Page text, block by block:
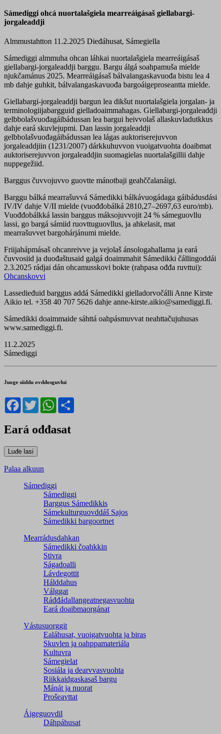
Sámediggi ohcá nuortalašgiela mearreáigásaš giellabargi-
jorgaleaddji
Almmustahtton 11.2.2025 Dieđáhusat, Sámegiella
Sámediggi almmuha ohcan láhkai nuortalašgiela mearreáigásaš
giellabargi-jorgaleaddji barggu. Bargu álgá soahpamuša mielde
njukčamánus 2025. Mearreáigásaš bálvalangaskavuođa bistu lea 4
mb dahje guhkit, bálvalangaskavuođa bargoáigeproseantta mielde.
Giellabargi-jorgaleaddji bargun lea dikšut nuortalašgiela jorgalan- ja
terminologiijabargguid gielladoaimmahagas. Giellabargi-jorgaleaddji
gelbbolašvuođagáibádussan lea bargui heivvolaš allaskuvladutkkus
dahje eará skuvlejupmi. Dan lassin jorgaleaddji
gelbbolašvuođagáibádussan lea lágas auktoriserejuvvon
jorgaleaddjiin (1231/2007) dárkkuhuvvon vuoigatvuohta doaibmat
auktoriserejuvvon jorgaleaddjin suomagielas nuortalašgillii dahje
nuppegežiid.
Barggus čuvvojuvvo guovtte mánotbaji geahččalanáigi.
Barggu bálká mearrašuvvá Sámedikki bálkávuogádaga gáibádusdási
IV/IV dahje V/II mielde (vuođđobálká 2810,27–2697,63 euro/mb).
Vuođđobálkká lassin barggus máksojuvvojit 24 % sámeguovllu
lassi, go bargá sámiid ruovttuguovllus, ja ahkelasit, mat
mearrašuvvet bargohárjánumi mielde.
Friijahápmásaš ohcanreivve ja vejolaš ánsologahallama ja eará
čuvvosiid ja duođaštusaid galgá doaimmahit Sámedikki čállingoddái
2.3.2025 rádjai dán ohcamusskovi bokte (rahpasa ođđa ruvttui):
Ohcanskovvi
Lassedieđuid barggus addá Sámedikki gielladorvočálli Anne Kirste
Aikio tel. +358 40 707 5626 dahje anne-kirste.aikio@samediggi.fi.
Sámedikki doaimmaide sáhttá oahpásmuvvat neahttačujuhusas
www.samediggi.fi.
11.2.2025
Sámediggi
Juoge siiddu ovddosguvlui
Facebook
TwitterWhatsApp
Eará ođđasat
Palaa alkuun
Sámediggi
Sámediggi
Barggus Sámedikkis
Sámekulturguovddáš Sajos
Sámedikki bargoortnet
Mearrádusdahkan
Sámedikki čoahkkin
Stivra
Ságadoalli
Lávdegottit
Hálddahus
Válggat
Ráđđádallangeatnegas­vuohta
Eará doaibmaorgánat
Vástusuorggit
Ealáhusat, vuoigatvuohta ja biras
Skuvlen ja oahppamateriála
Kultuvra
Sámegielat
Sosiála ja dearvvasvuohta
Riikkaidgaskasaš bargu
Mánát ja nuorat
Prošeavttat
Áigeguovdil
Dáhpáhusat